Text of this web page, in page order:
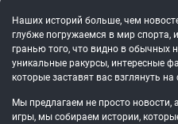
Наших историй больше, чем
глубже погружаемся в мир спорта,
гранью того, что видно в обычных
уникальные ракурсы, интересные
которые заставят вас взглянуть
Мы предлагаем не просто новости,
игры, мы собираем истории,